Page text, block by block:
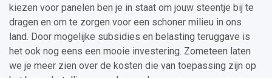
kiezen voor panelen ben je in staat om jouw steentje bij te
dragen en om te zorgen voor een schoner milieu in ons
land. Door mogelijke subsidies en belasting teruggave is
het ook nog eens een mooie investering. Zometeen laten
we je meer zien over de kosten die van toepassing zijn op